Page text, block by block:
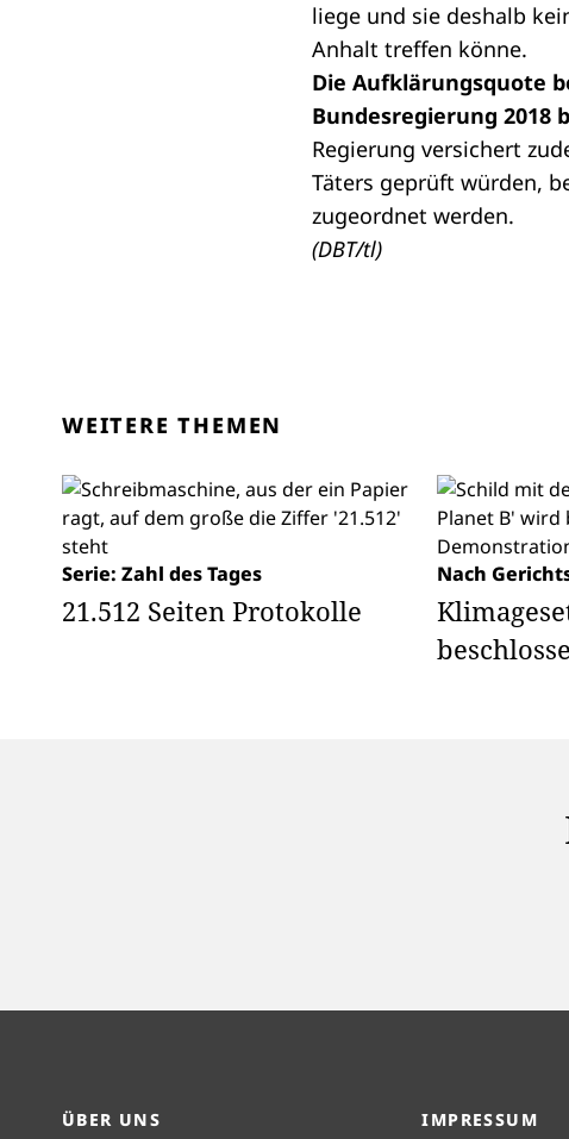
liege und sie deshalb
Anhalt treffen könne.
Die Aufklärungsquote
Bundesregierung 2018
Regierung versichert
Täters geprüft würden,
zugeordnet werden.
(DBT/tl)
WEITERE THEMEN
Serie: Zahl des Tages
21.512 Seiten Protokolle
Nach
ÜBER UNS IMPRESSUM